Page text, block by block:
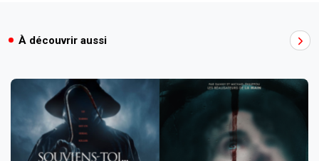
À découvrir aussi